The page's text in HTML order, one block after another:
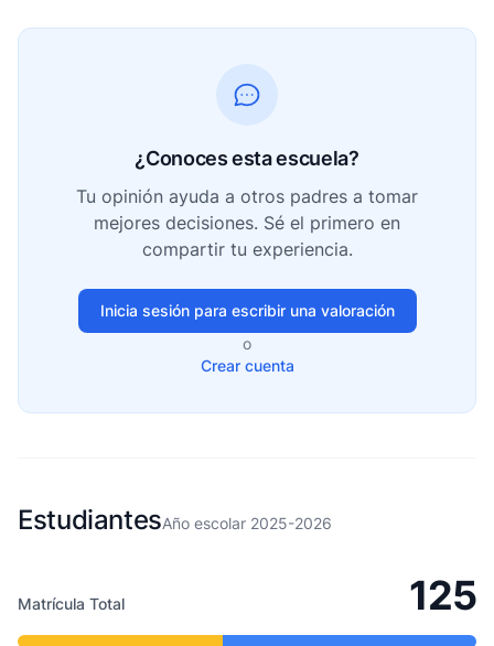
¿Conoces esta escuela?
Tu opinión ayuda a otros padres a tomar
mejores decisiones. Sé el primero en
compartir tu experiencia.
Inicia sesión para escribir una valoración
o
Crear cuenta
EstudiantesAño escolar 2025-2026
Matrícula Total 125